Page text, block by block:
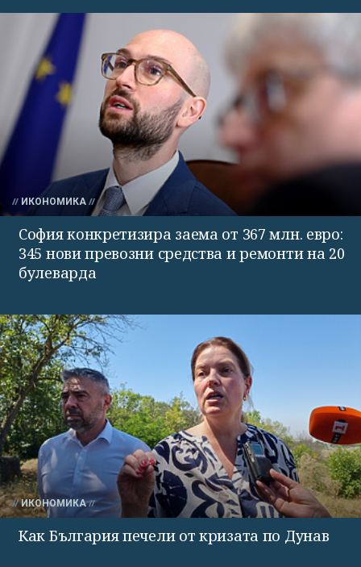
ИКОНОМИКА
София конкретизира заема от 367 млн. евро:
345 нови превозни средства и ремонти на 20
булеварда
ИКОНОМИКА
Как България печели от кризата по Дунав